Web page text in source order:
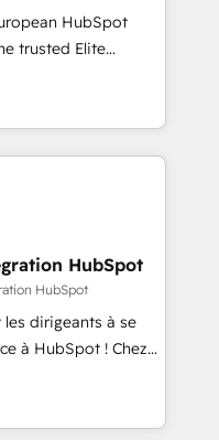
services using
Platform
in HubSpot.
HubSpot
a roadmap on
Commercial
we
and minimize
expertise to
an experienced
companies in
SaaS and
a customized
including a
focus on ROI and
HubSpot
HubSpot
dirigeants à se
à HubSpot ! Chez
conviction que la
l’innovation web,
client ! C'est